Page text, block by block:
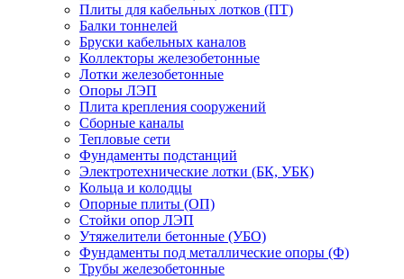
Плиты для кабельных лотков (ПТ)
Балки тоннелей
Бруски кабельных каналов
Коллекторы железобетонные
Лотки железобетонные
Опоры ЛЭП
Плита крепления сооружений
Сборные каналы
Тепловые сети
Фундаменты подстанций
Электротехнические лотки (БК, УБК)
Кольца и колодцы
Опорные плиты (ОП)
Стойки опор ЛЭП
Утяжелители бетонные (УБО)
Фундаменты под металлические опоры (Ф)
Трубы железобетонные